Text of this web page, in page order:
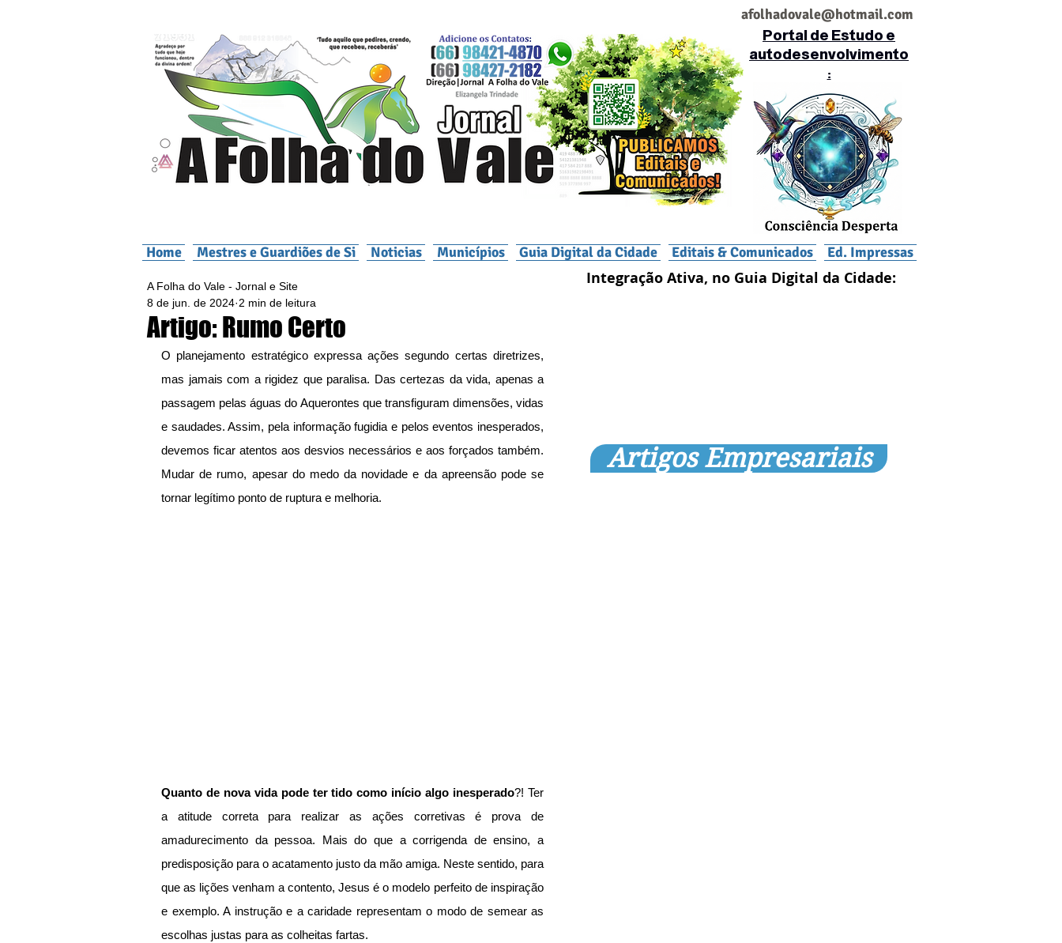
afolhadovale@hotmail.com
Portal de Estudo e
autodesenvolvimento
:
Home Mestres e Guardiões de Si Noticias Municípios Guia Digital da Cidade Editais & Comunicados Ed. Impressas
Artigo: Rumo Certo
A Folha do Vale - Jornal e Site
8 de jun. de 2024 2 min de leitura
O planejamento estratégico expressa ações segundo certas diretrizes,
mas jamais com a rigidez que paralisa. Das certezas da vida, apenas a
passagem pelas águas do Aquerontes que transfiguram dimensões, vidas
e saudades. Assim, pela informação fugidia e pelos eventos inesperados,
devemos ficar atentos aos desvios necessários e aos forçados também.
Mudar de rumo, apesar do medo da novidade e da apreensão pode se
tornar legítimo ponto de ruptura e melhoria.
Quanto de nova vida pode ter tido como início algo inesperado?! Ter
a atitude correta para realizar as ações corretivas é prova de
amadurecimento da pessoa. Mais do que a corrigenda de ensino, a
predisposição para o acatamento justo da mão amiga. Neste sentido, para
que as lições venham a contento, Jesus é o modelo perfeito de inspiração
e exemplo. A instrução e a caridade representam o modo de semear as
escolhas justas para as colheitas fartas.
Integração Ativa, no Guia Digital da Cidade:
Artigos Empresariais